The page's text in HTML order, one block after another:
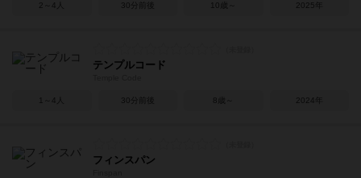
2～4人 30分前後 10歳～ 2025年
テンプルコード
1～4人 30分前後 8歳～ 2024年
フィンスパン